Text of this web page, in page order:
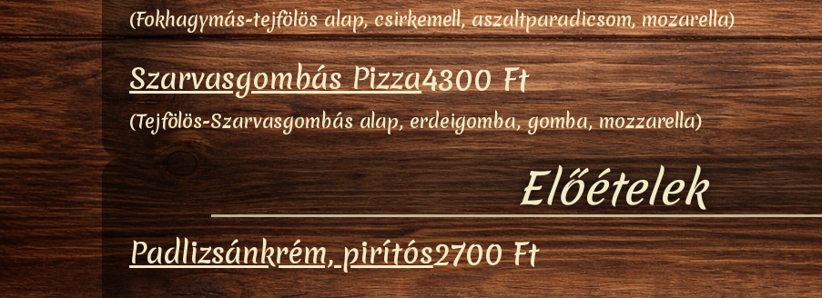
(Fokhagymás-tejfölös alap, csirkemell, aszaltparadicsom, mozarella)
Szarvasgombás Pizza4300 Ft
(Tejfölös-Szarvasgombás alap, erdeigomba, gomba, mozzarella)
Előételek
Padlizsánkrém, pirítós2700 Ft